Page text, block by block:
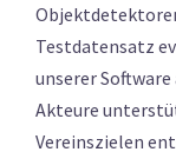
Testdatensatz
unserer
Akteure
Vereinszielen